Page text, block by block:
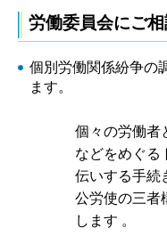
労働委員会にご相
個別労働関係紛争の
ます。
個々の労働者
などをめぐる
伝いする手続
公労使の三者
します 。